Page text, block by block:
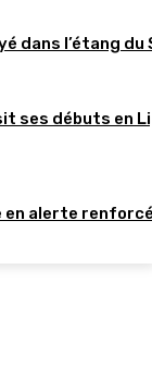
dans l’étang du
ses débuts en
en alerte